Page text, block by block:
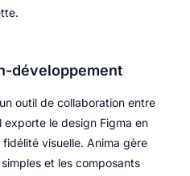
développement
outil de collaboration entre
le design Figma en
visuelle. Anima gère
et les composants